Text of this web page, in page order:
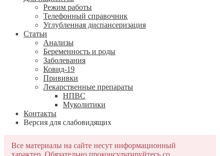
Режим работы
Телефонный справочник
Углубленная диспансеризация
Статьи
Анализы
Беременность и роды
Заболевания
Ковид-19
Прививки
Лекарственные препараты
НПВС
Муколитики
Контакты
Версия для слабовидящих
Все материалы на сайте несут информационный
характер. Обязательно проконсультируйтесь со